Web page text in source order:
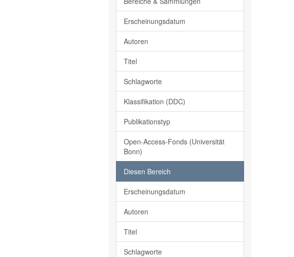
Erscheinungsdatum
Autoren
Titel
Schlagworte
Klassifikation (DDC)
Publikationstyp
Open-Access-Fonds (Universität
Bonn)
Diesen Bereich
Erscheinungsdatum
Autoren
Titel
Schlagworte